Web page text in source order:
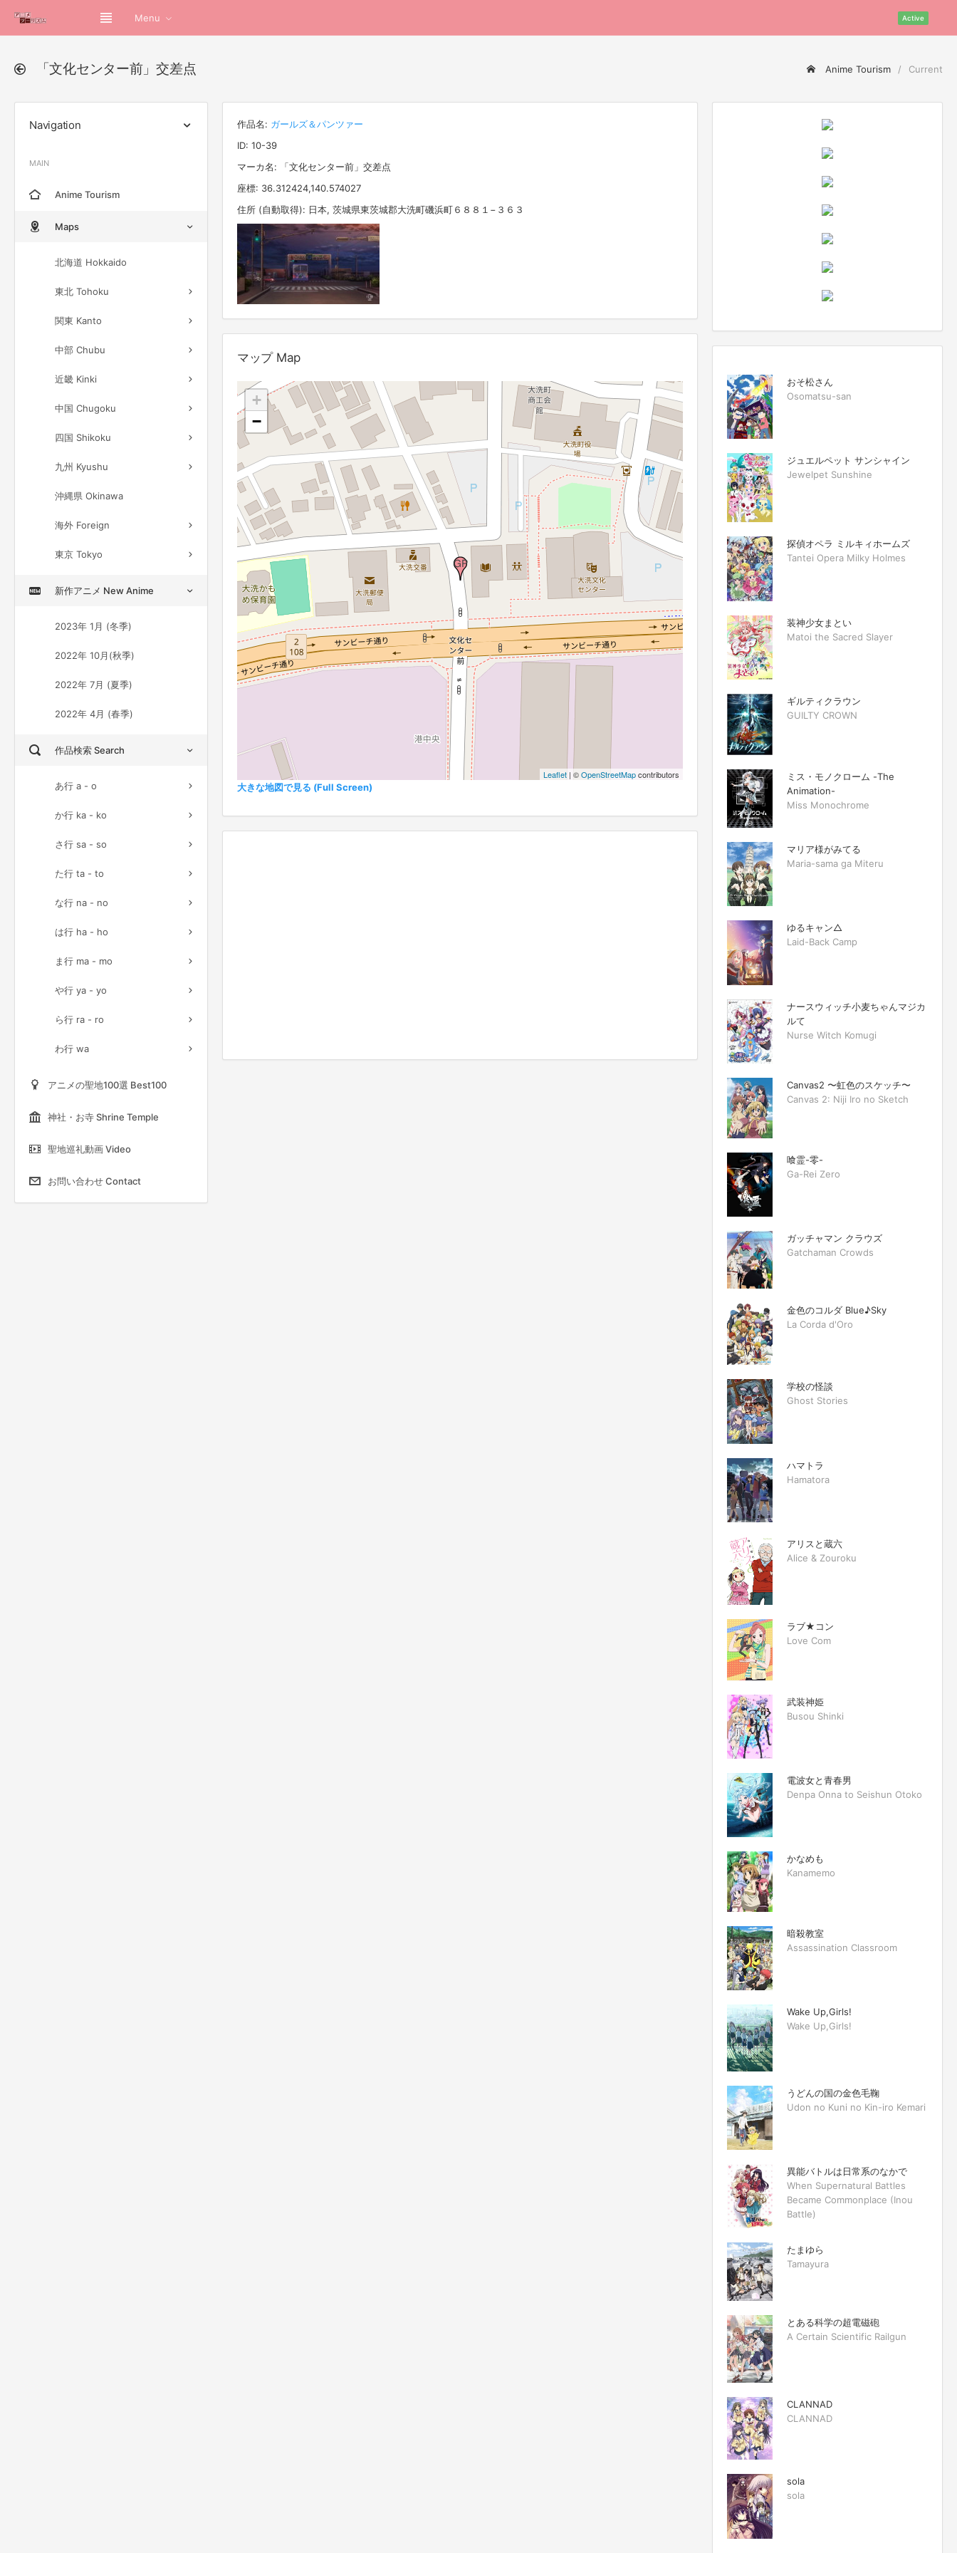
Menu Active
「文化センター前」交差点 Anime Tourism Current
Navigation
MAIN
Anime Tourism
Maps
北海道 Hokkaido
東北 Tohoku
関東 Kanto
中部 Chubu
近畿 Kinki
中国 Chugoku
四国 Shikoku
九州 Kyushu
沖縄県 Okinawa
海外 Foreign
東京 Tokyo
新作アニメ New Anime
2023年 1月 (冬季)
2022年 10月(秋季)
2022年 7月 (夏季)
2022年 4月 (春季)
作品検索 Search
あ行 a - o
か行 ka - ko
さ行 sa - so
た行 ta - to
な行 na - no
は行 ha - ho
ま行 ma - mo
や行 ya - yo
ら行 ra - ro
わ行 wa
アニメの聖地100選 Best100
神社・お寺 Shrine Temple
聖地巡礼動画 Video
お問い合わせ Contact
作品名: ガールズ＆パンツァー
ID: 10-39
マーカ名: 「文化センター前」交差点
座標: 36.312424,140.574027
住所 (自動取得): 日本, 茨城県東茨城郡大洗町磯浜町６８８１−３６３
マップ Map
+
−
Leaflet | ©OpenStreetMapcontributors
大きな地図で見る (Full Screen)
おそ松さん
Osomatsu-san
ジュエルペット サンシャイン
Jewelpet Sunshine
探偵オペラ ミルキィホームズ
Tantei Opera Milky Holmes
装神少女まとい
Matoi the Sacred Slayer
ギルティクラウン
GUILTY CROWN
ミス・モノクローム -The
Animation-
Miss Monochrome
マリア様がみてる
Maria-sama ga Miteru
ゆるキャン△
Laid-Back Camp
ナースウィッチ小麦ちゃんマジカ
ルて
Nurse Witch Komugi
Canvas2 〜虹色のスケッチ〜
Canvas 2: Niji Iro no Sketch
喰霊-零-
Ga-Rei Zero
ガッチャマン クラウズ
Gatchaman Crowds
金色のコルダ Blue♪Sky
La Corda d'Oro
学校の怪談
Ghost Stories
ハマトラ
Hamatora
アリスと蔵六
Alice & Zouroku
ラブ★コン
Love Com
武装神姫
Busou Shinki
電波女と青春男
Denpa Onna to Seishun Otoko
かなめも
Kanamemo
暗殺教室
Assassination Classroom
Wake Up,Girls!
Wake Up,Girls!
うどんの国の金色毛鞠
Udon no Kuni no Kin-iro Kemari
異能バトルは日常系のなかで
When Supernatural Battles
Became Commonplace (Inou
Battle)
たまゆら
Tamayura
とある科学の超電磁砲
A Certain Scientific Railgun
CLANNAD
CLANNAD
sola
sola